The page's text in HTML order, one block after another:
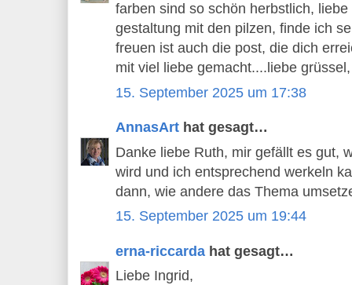
farben sind so schön herbstlich,
gestaltung mit den pilzen, finde ich
freuen ist auch die post, die dich
mit viel liebe gemacht....liebe
15. September 2025 um 17:38
AnnasArt hat gesagt…
Danke liebe Ruth, mir gefällt es gut,
wird und ich entsprechend werkeln
dann, wie andere das Thema
15. September 2025 um 19:44
erna-riccarda hat gesagt…
Liebe Ingrid,